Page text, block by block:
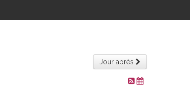
Jour après